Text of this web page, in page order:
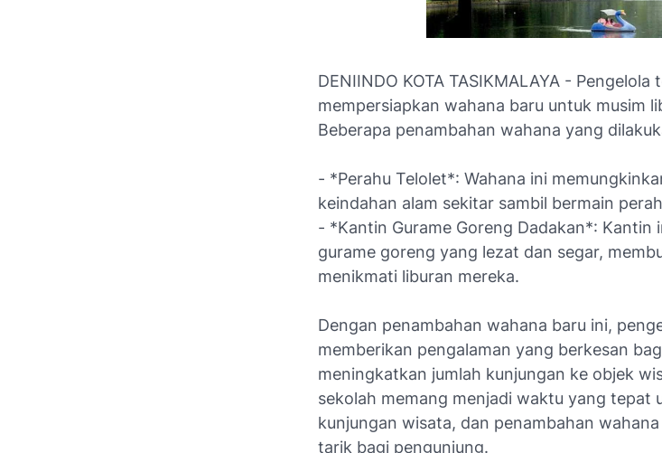
DENIINDO KOTA TASIKMALAYA -
mempersiapkan wahana baru untuk musim
Beberapa penambahan wahana yang
- *Perahu Telolet*: Wahana ini
keindahan alam sekitar sambil bermain
- *Kantin Gurame Goreng Dadakan*: Kantin
gurame goreng yang lezat dan segar,
menikmati liburan mereka.
Dengan penambahan wahana baru ini,
memberikan pengalaman yang berkesan
meningkatkan jumlah kunjungan ke objek
sekolah memang menjadi waktu yang tepat
kunjungan wisata, dan penambahan
tarik bagi pengunjung.